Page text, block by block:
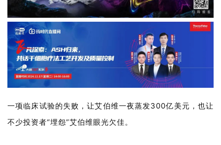
一项临床试验的失败，让艾伯维一夜蒸发300亿美元，也让
不少投资者“埋怨”艾伯维眼光欠佳。